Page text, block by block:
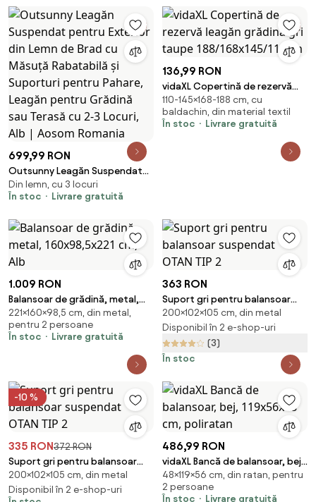
699,99 RON
Outsunny Leagăn Suspendat
pentru Exterior din Lemn de
Brad cu Măsuță Rabatabilă și
Leagăn pentru Grădină sau
Terasă cu 2-3 Locuri, Alb |
Aosom Romania
Din lemn, cu 3 locuri
În stoc
Livrare gratuită
136,99 RON
vidaXL Copertină de rezervă
leagăn grădină gri taupe
188/168x145/110cm
110-145×168-188 cm, cu
baldachin, din material textil
În stoc
Livrare gratuită
1.009 RON
Balansoar de grădină, metal,
160x98,5x221 cm, Alb
221×160×98,5 cm, din metal,
pentru 2 persoane
În stoc
Livrare gratuită
363 RON
Suport gri pentru balansoar
suspendat OTAN TIP 2
200×102×105 cm, din metal
Disponibil în 2 e-shop-uri
(3)
În stoc
-10 %
335 RON372 RON
Suport gri pentru balansoar
suspendat OTAN TIP 2
200×102×105 cm, din metal
Disponibil în 2 e-shop-uri
486,99 RON
vidaXL Bancă de balansoar, bej,
119x56x48 cm, poliratan
48×119×56 cm, din ratan, pentru
2 persoane
În stoc
Livrare gratuită